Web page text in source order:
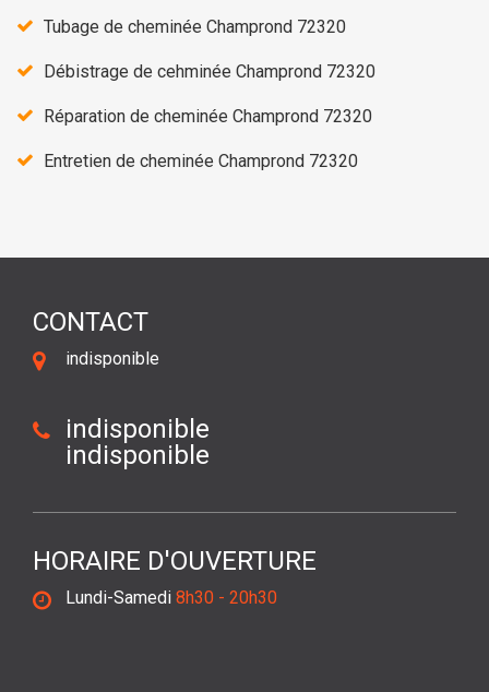
Tubage de cheminée Champrond 72320
Débistrage de cehminée Champrond 72320
Réparation de cheminée Champrond 72320
Entretien de cheminée Champrond 72320
CONTACT
indisponible
indisponible
indisponible
HORAIRE D'OUVERTURE
Lundi-Samedi 8h30 - 20h30